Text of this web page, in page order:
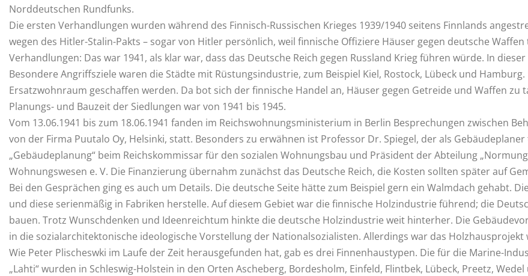
Norddeutschen Rundfunks.
Die ersten Verhandlungen wurden während des Finnisch-Russischen Krieges 1939/1940 seitens Finnlands
wegen des Hitler-Stalin-Pakts – sogar von Hitler persönlich, weil finnische Offiziere Häuser gegen deutsche
Verhandlungen: Das war 1941, als klar war, dass das Deutsche Reich gegen Russland Krieg führen würde. In
Besondere Angriffsziele waren die Städte mit Rüstungsindustrie, zum Beispiel Kiel, Rostock, Lübeck und
Ersatzwohnraum geschaffen werden. Da bot sich der finnische Handel an, Häuser gegen Getreide und Waffen zu
Planungs- und Bauzeit der Siedlungen war von 1941 bis 1945.
Vom 13.06.1941 bis zum 18.06.1941 fanden im Reichswohnungsministerium in Berlin Besprechungen zwischen
von der Firma Puutalo Oy, Helsinki, statt. Besonders zu erwähnen ist Professor Dr. Spiegel, der als
„Gebäudeplanung“ beim Reichskommissar für den sozialen Wohnungsbau und Präsident der Abteilung
Wohnungswesen e. V. Die Finanzierung übernahm zunächst das Deutsche Reich, die Kosten sollten später auf
Bei den Gesprächen ging es auch um Details. Die deutsche Seite hätte zum Beispiel gern ein Walmdach gehabt.
und diese serienmäßig in Fabriken herstelle. Auf diesem Gebiet war die finnische Holzindustrie führend; die
bauen. Trotz Wunschdenken und Ideenreichtum hinkte die deutsche Holzindustrie weit hinterher. Die
in die sozialarchitektonische ideologische Vorstellung der Nationalsozialisten. Allerdings war das
Wie Peter Plischeswki im Laufe der Zeit herausgefunden hat, gab es drei Finnenhaustypen. Die für die Marine-
„Lahti“ wurden in Schleswig-Holstein in den Orten Ascheberg, Bordesholm, Einfeld, Flintbek, Lübeck, Preetz,